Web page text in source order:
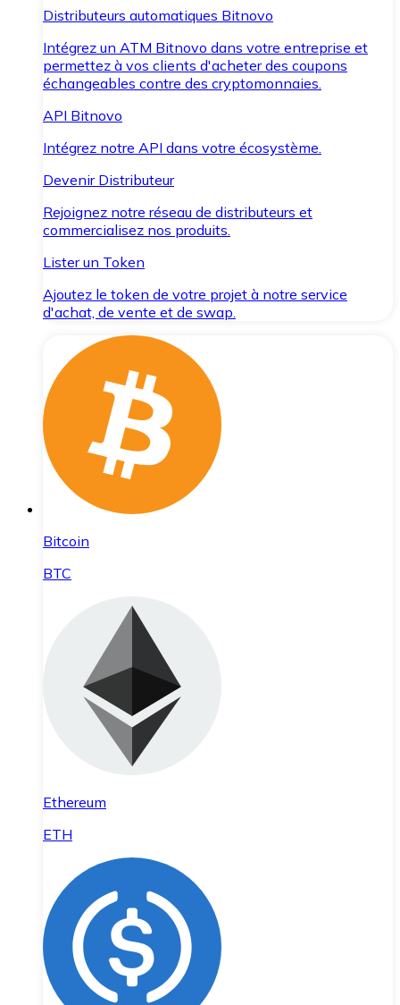
Distributeurs automatiques Bitnovo
Intégrez un ATM Bitnovo dans votre entreprise et
permettez à vos clients d'acheter des coupons
échangeables contre des cryptomonnaies.
API Bitnovo
Intégrez notre API dans votre écosystème.
Devenir Distributeur
Rejoignez notre réseau de distributeurs et
commercialisez nos produits.
Lister un Token
Ajoutez le token de votre projet à notre service
d'achat, de vente et de swap.
Bitcoin
BTC
Ethereum
ETH